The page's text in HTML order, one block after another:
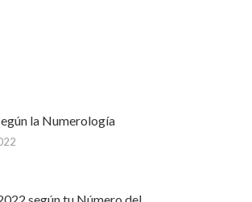
la Numerología